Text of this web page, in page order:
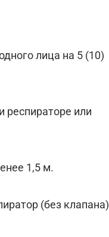
лица на 5 (10)
респираторе или
1,5 м.
(без клапана)